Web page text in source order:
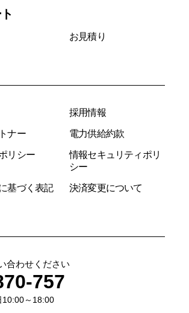
お見積り
採用情報
ナー 電力供給約款
リシー
情報セキュリティポリ
シー
基づく表記 決済変更について
合わせください
757
～18:00